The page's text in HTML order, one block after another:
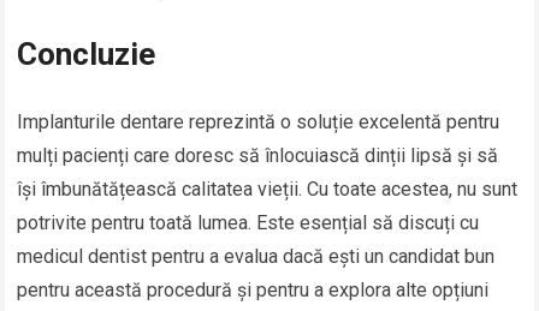
Concluzie
Implanturile dentare reprezintă o soluție excelentă pentru
mulți pacienți care doresc să înlocuiască dinții lipsă și să
își îmbunătățească calitatea vieții. Cu toate acestea, nu sunt
potrivite pentru toată lumea. Este esențial să discuți cu
medicul dentist pentru a evalua dacă ești un candidat bun
pentru această procedură și pentru a explora alte opțiuni